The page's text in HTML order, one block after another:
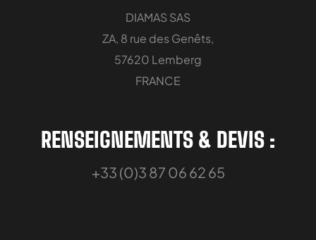
DIAMAS SAS
ZA, 8 rue des Genêts,
57620 Lemberg
FRANCE
RENSEIGNEMENTS & DEVIS :
+33 (0)3 87 06 62 65